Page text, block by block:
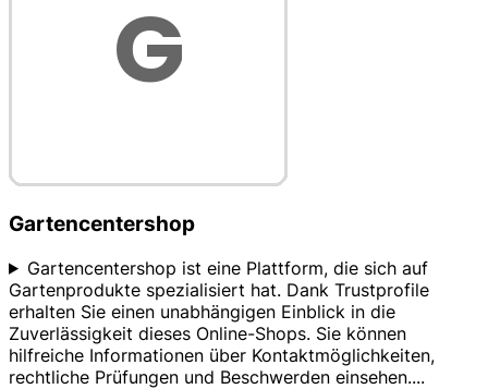
Gartencentershop
Gartencentershop ist eine Plattform, die sich auf
Gartenprodukte spezialisiert hat. Dank Trustprofile
erhalten Sie einen unabhängigen Einblick in die
Zuverlässigkeit dieses Online-Shops. Sie können
hilfreiche Informationen über Kontaktmöglichkeiten,
rechtliche Prüfungen und Beschwerden einsehen....